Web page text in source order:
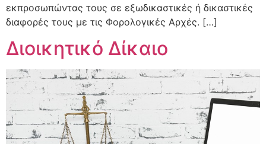
εκπροσωπώντας τους σε εξωδικαστικές ή δικαστικές
διαφορές τους με τις Φορολογικές Αρχές. […]
Διοικητικό Δίκαιο